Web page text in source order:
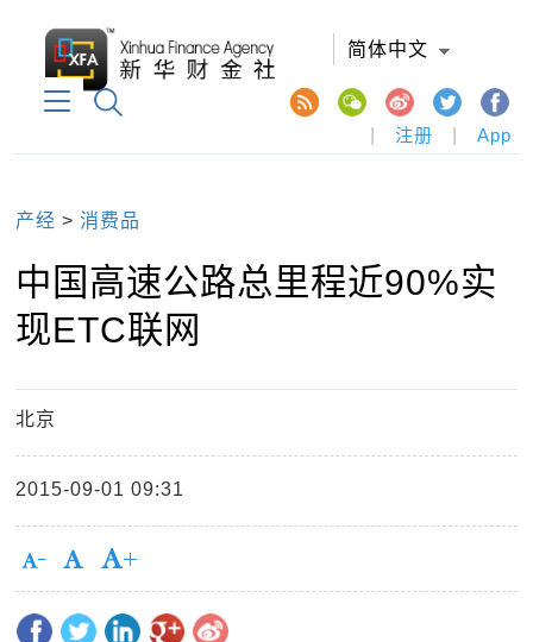
简体中文
注册 App
产经 >消费品
中国高速公路总里程近90%实
现ETC联网
北京
2015-09-01 09:31